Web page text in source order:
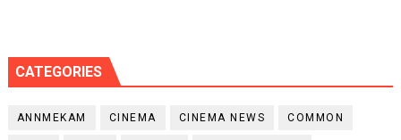
CATEGORIES
ANNMEKAM CINEMA CINEMA NEWS COMMON